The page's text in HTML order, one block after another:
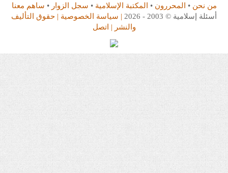
من نحن • المحررون • المكتبة الإسلامية • سجل الزوار • ساهم معنا
أسئلة إسلامية © 2003 - 2026
| سياسة الخصوصية | حقوق التأليف
والنشر | اتصل